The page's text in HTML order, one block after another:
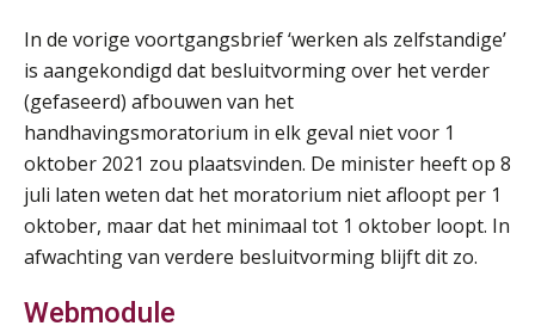
In de vorige voortgangsbrief ‘werken als zelfstandige’
is aangekondigd dat besluitvorming over het verder
(gefaseerd) afbouwen van het
handhavingsmoratorium in elk geval niet voor 1
oktober 2021 zou plaatsvinden. De minister heeft op 8
juli laten weten dat het moratorium niet afloopt per 1
oktober, maar dat het minimaal tot 1 oktober loopt. In
afwachting van verdere besluitvorming blijft dit zo.
Webmodule
28
AUG
Online Vakopleiding Payroll Services (VPS)
MOCuitgevers
AUG
Opfriscursus VPS (NIRPA PE)
Markus Verbeek Praehep
31
AUG
Praktijkdiploma Loonadministratie (PDL®)
Markus Verbeek Praehep